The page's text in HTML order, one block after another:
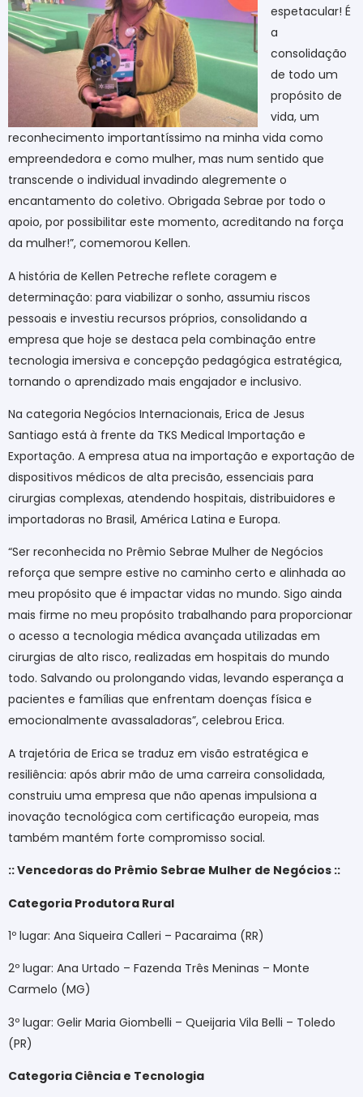
espetacular! É
a
consolidação
de todo um
propósito de
vida, um
reconhecimento importantíssimo na minha vida como
empreendedora e como mulher, mas num sentido que
transcende o individual invadindo alegremente o
encantamento do coletivo. Obrigada Sebrae por todo o
apoio, por possibilitar este momento, acreditando na força
da mulher!”, comemorou Kellen.
A história de Kellen Petreche reflete coragem e
determinação: para viabilizar o sonho, assumiu riscos
pessoais e investiu recursos próprios, consolidando a
empresa que hoje se destaca pela combinação entre
tecnologia imersiva e concepção pedagógica estratégica,
tornando o aprendizado mais engajador e inclusivo.
Na categoria Negócios Internacionais, Erica de Jesus
Santiago está à frente da TKS Medical Importação e
Exportação. A empresa atua na importação e exportação de
dispositivos médicos de alta precisão, essenciais para
cirurgias complexas, atendendo hospitais, distribuidores e
importadoras no Brasil, América Latina e Europa.
“Ser reconhecida no Prêmio Sebrae Mulher de Negócios
reforça que sempre estive no caminho certo e alinhada ao
meu propósito que é impactar vidas no mundo. Sigo ainda
mais firme no meu propósito trabalhando para proporcionar
o acesso a tecnologia médica avançada utilizadas em
cirurgias de alto risco, realizadas em hospitais do mundo
todo. Salvando ou prolongando vidas, levando esperança a
pacientes e famílias que enfrentam doenças física e
emocionalmente avassaladoras”, celebrou Erica.
A trajetória de Erica se traduz em visão estratégica e
resiliência: após abrir mão de uma carreira consolidada,
construiu uma empresa que não apenas impulsiona a
inovação tecnológica com certificação europeia, mas
também mantém forte compromisso social.
:: Vencedoras do Prêmio Sebrae Mulher de Negócios ::
Categoria Produtora Rural
1º lugar: Ana Siqueira Calleri – Pacaraima (RR)
2º lugar: Ana Urtado – Fazenda Três Meninas – Monte
Carmelo (MG)
3º lugar: Gelir Maria Giombelli – Queijaria Vila Belli – Toledo
(PR)
Categoria Ciência e Tecnologia